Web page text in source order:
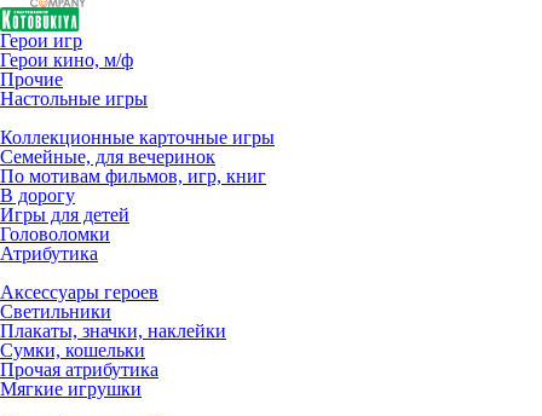
Герои игр
Герои кино, м/ф
Прочие
Настольные игры
Коллекционные карточные игры
Семейные, для вечеринок
По мотивам фильмов, игр, книг
В дорогу
Игры для детей
Головоломки
Атрибутика
Аксессуары героев
Светильники
Плакаты, значки, наклейки
Сумки, кошельки
Прочая атрибутика
Мягкие игрушки